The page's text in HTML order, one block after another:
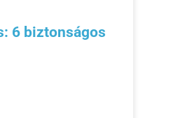
6 biztonságos